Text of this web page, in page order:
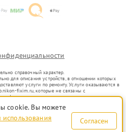
справочный характер.
для описания устройств, в отношении которых
услуги по ремонту. Услуги оказываются в
fixim.ru, которые не связаны с
официальными представителями.
в гражданский оборот в соответствии
цели индивидуализации услуг или введения
о предоставляемых услугах по
cookie. Вы можете
Согласен